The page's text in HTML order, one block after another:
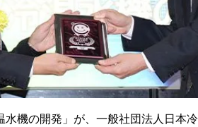
機の開発」が、一般社団法人日本